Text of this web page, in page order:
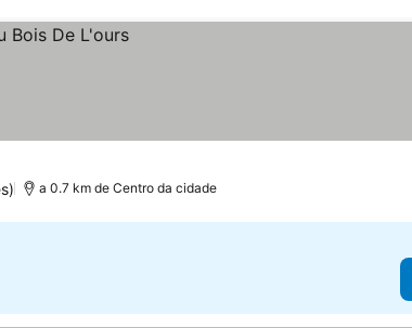
a 0.7 km de Centro da cidade